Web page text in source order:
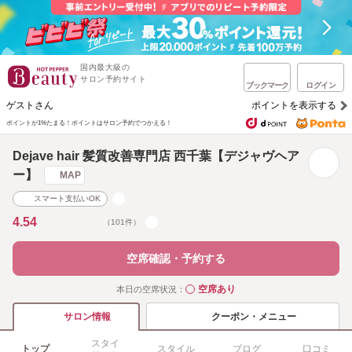
国内最大級の
サロン予約サイト
ブックマーク ログイン
ゲストさん ポイントを表示する
ポイントが1%たまる！ ポイントはサロン予約でつかえる！
Dejave hair 髪質改善専門店 西千葉【デジャヴヘア
ー】
MAP
スマート支払いOK
4.54 （101件）
空席確認・予約する
本日の空席状況： ◯空席あり
サロン情報 クーポン・メニュー
トップ
スタイ
スタイル ブログ 口コミ